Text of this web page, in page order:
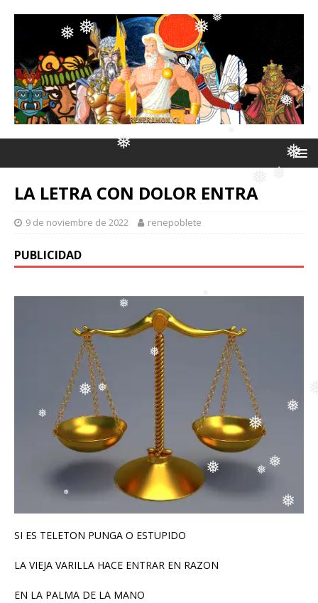
❅
❅
❅
❅
❅
❅ ❅
❅
❅ ❅
❅
❅ ❅
❅
❅
❅
❅
LA LETRA CON DOLOR ENTRA
9 de noviembre de 2022 renepoblete
PUBLICIDAD
SI ES TELETON PUNGA O ESTUPIDO
LA VIEJA VARILLA HACE ENTRAR EN RAZON
EN LA PALMA DE LA MANO